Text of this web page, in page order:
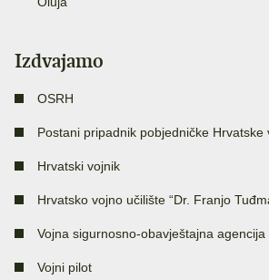
Izdvajamo
OSRH
Postani pripadnik pobjedničke Hrvatske
Hrvatski vojnik
Hrvatsko vojno učilište “Dr. Franjo
Vojna sigurnosno-obavještajna agencija
Vojni pilot